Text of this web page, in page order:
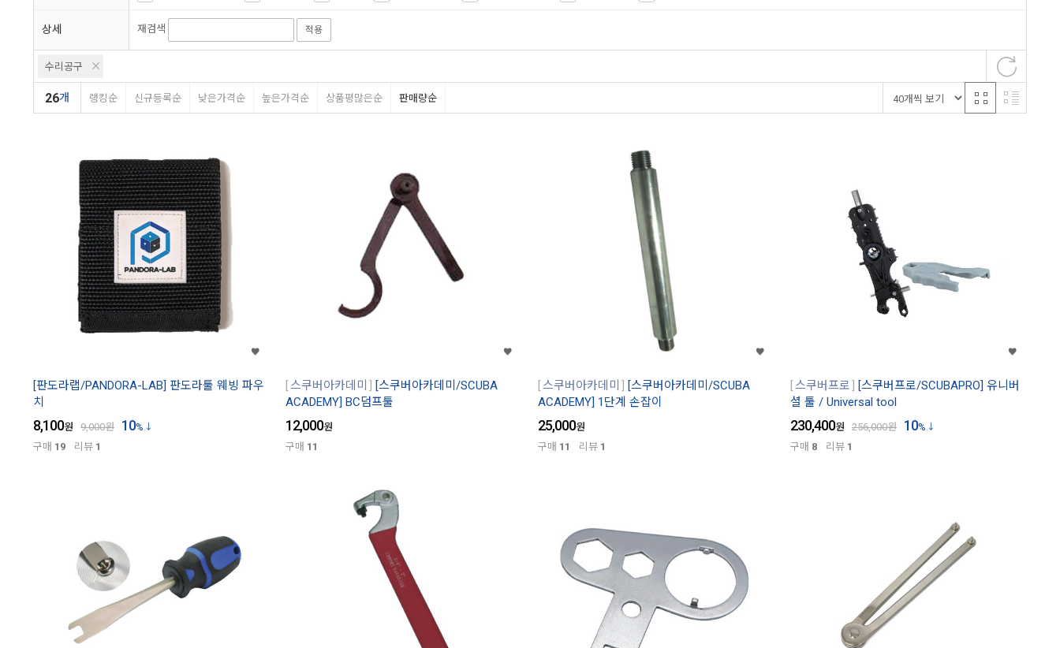
상세 재검색 적용
수리공구
26개 랭킹순 신규등록순 낮은가격순 높은가격순 상품평많은순 판매량순
[판도라랩/PANDORA-LAB] 판도라툴 웨빙 파우
치
8,100원 9,000원 10%
구매 19 리뷰 1
스쿠버아카데미
[스쿠버아카데미/SCUBA
ACADEMY] BC덤프툴
12,000원
구매 11
스쿠버아카데미
[스쿠버아카데미/SCUBA
ACADEMY] 1단계 손잡이
25,000원
구매 11 리뷰 1
스쿠버프로
[스쿠버프로/SCUBAPRO] 유니버
셜 툴 / Universal tool
230,400원 256,000원 10%
구매 8 리뷰 1